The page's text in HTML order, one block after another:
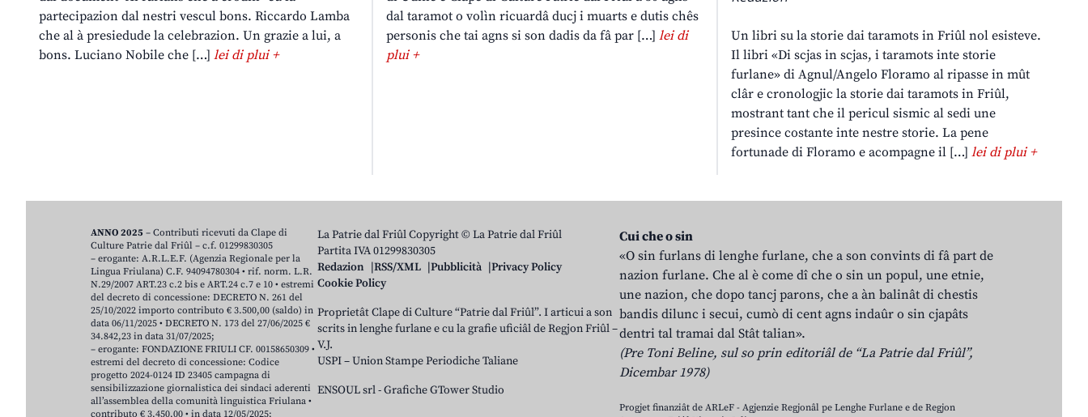
partecipazion dal nestri vescul bons. Riccardo Lamba
che al à presiedude la celebrazion. Un grazie a lui, a
bons. Luciano Nobile che […] lei di plui +
dal taramot o volìn ricuardâ ducj i muarts e dutis chês
personis che tai agns si son dadis da fâ par […] lei di
plui +
Un libri su la storie dai taramots in Friûl nol esisteve.
Il libri «Di scjas in scjas, i taramots inte storie
furlane» di Agnul/Angelo Floramo al ripasse in mût
clâr e cronologjic la storie dai taramots in Friûl,
mostrant tant che il pericul sismic al sedi une
presince costante inte nestre storie. La pene
fortunade di Floramo e acompagne il […]lei di plui +
La Patrie dal Friûl Copyright © La Patrie dal Friûl
Partita IVA 01299830305
Redazion
RSS/XML Pubblicità
Privacy Policy
Cookie Policy
Proprietât Clape di Culture “Patrie dal Friûl”. I articui a son
scrits in lenghe furlane e cu la grafie uficiâl de Regjon Friûl –
V.J.
USPI – Union Stampe Periodiche Taliane
ENSOUL srl-Grafiche GTower Studio
Cui che o sin
«O sin furlans di lenghe furlane, che a son convints di fâ part de
nazion furlane. Che al è come dî che o sin un popul, une etnie,
une nazion, che dopo tancj parons, che a àn balinât di chestis
bandis dilunc i secui, cumò di cent agns indaûr o sin cjapâts
dentri tal tramai dal Stât talian».
(Pre Toni Beline, sul so prin editoriâl de “La Patrie dal Friûl”,
Dicembar 1978)
Progjet finanziât de ARLeF - Agjenzie Regjonâl pe Lenghe Furlane e de Regjon
ANNO 2025 – Contributi ricevuti da Clape di
Culture Patrie dal Friûl – c.f. 01299830305
– erogante: A.R.L.E.F. (Agenzia Regionale per la
Lingua Friulana) C.F. 94094780304 • rif. norm. L.R.
N.29/2007 ART.23 c.2 bis e ART.24 c.7 e 10 • estremi
del decreto di concessione: DECRETO N. 261 del
25/10/2022 importo contributo € 3.500,00 (saldo) in
data 06/11/2025 • DECRETO N. 173 del 27/06/2025 €
34.842,23 in data 31/07/2025;
– erogante: FONDAZIONE FRIULI CF. 00158650309 •
estremi del decreto di concessione: Codice
progetto 2024-0124 ID 23405 campagna di
sensibilizzazione giornalistica dei sindaci aderenti
all’assemblea della comunità linguistica Friulana •
contributo € 3.450,00 • in data 12/05/2025;